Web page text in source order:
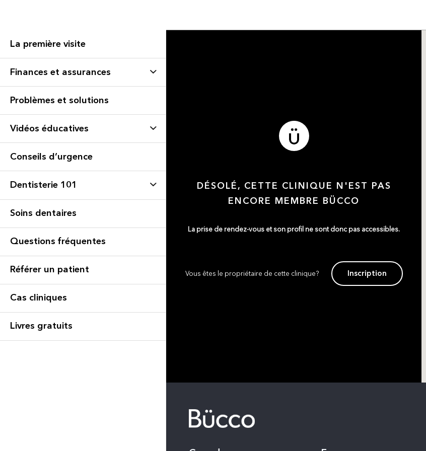
La première visite
Finances et assurances
Problèmes et solutions
Vidéos éducatives
Conseils d’urgence
Dentisterie 101
Soins dentaires
Questions fréquentes
Référer un patient
Cas cliniques
Livres gratuits
DÉSOLÉ, CETTE CLINIQUE N'EST PAS
ENCORE MEMBRE BÜCCO
La prise de rendez-vous et son profil ne sont donc pas accessibles.
Vous êtes le propriétaire de cette clinique? Inscription